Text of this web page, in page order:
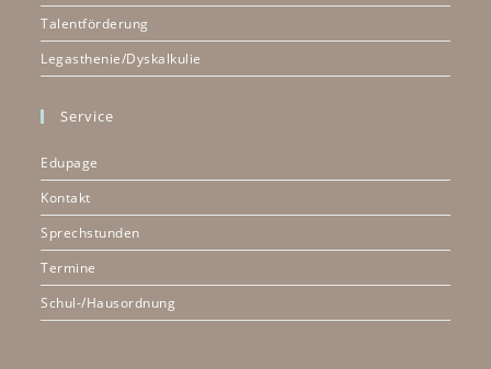
Talentförderung
Legasthenie/Dyskalkulie
Service
Edupage
Kontakt
Sprechstunden
Termine
Schul-/Hausordnung